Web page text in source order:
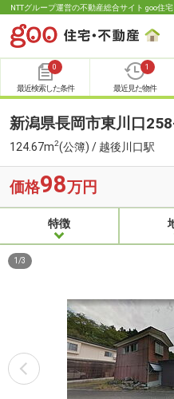
NTTグループ運営の不動産総合サイト goo住
0
最近検索した条件
1
最近見た物件
新潟県長岡市東川口
124.67m2(公簿) / 越後川口駅
価格98万円
特徴
1 /3